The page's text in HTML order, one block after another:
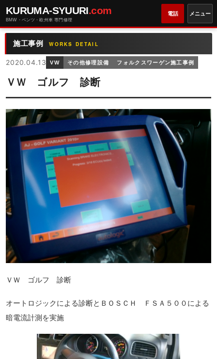
KURUMA-SYUURI.com
BMW・ベンツ・欧州車 専門修理
電話 メニュー
施工事例 WORKS DETAIL
2020.04.13 VW その他修理設備 フォルクスワーゲン施工事例
ＶＷ ゴルフ 診断
ＶＷ ゴルフ 診断
オートロジックによる診断とＢＯＳＣＨ ＦＳＡ５００による
暗電流計測を実施